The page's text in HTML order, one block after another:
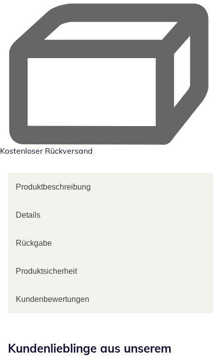
Kostenloser Rückversand
Produktbeschreibung
Details
Rückgabe
Produktsicherheit
Kundenbewertungen
Kundenlieblinge aus unserem